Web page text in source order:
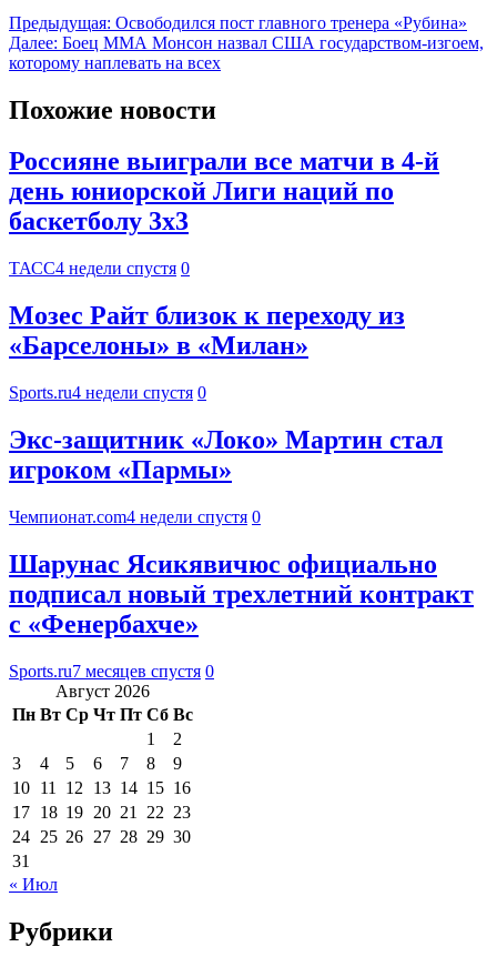
Предыдущая: Освободился пост главного тренера «Рубина»
Далее: Боец ММА Монсон назвал США государством-изгоем,
которому наплевать на всех
Похожие новости
Россияне выиграли все матчи в 4-й
день юниорской Лиги наций по
баскетболу 3х3
ТАСС4 недели спустя 0
Мозес Райт близок к переходу из
«Барселоны» в «Милан»
Sports.ru4 недели спустя 0
Экс-защитник «Локо» Мартин стал
игроком «Пармы»
Чемпионат.com4 недели спустя 0
Шарунас Ясикявичюс официально
подписал новый трехлетний контракт
с «Фенербахче»
Sports.ru7 месяцев спустя 0
Август 2026
Пн Вт Ср Чт Пт Сб Вс
1
2
3
4 5 6 7 8
9
10 11 12 13 14 15 16
17 18 19 20 21 22 23
24 25 26 27 28 29 30
31
« Июл
Рубрики